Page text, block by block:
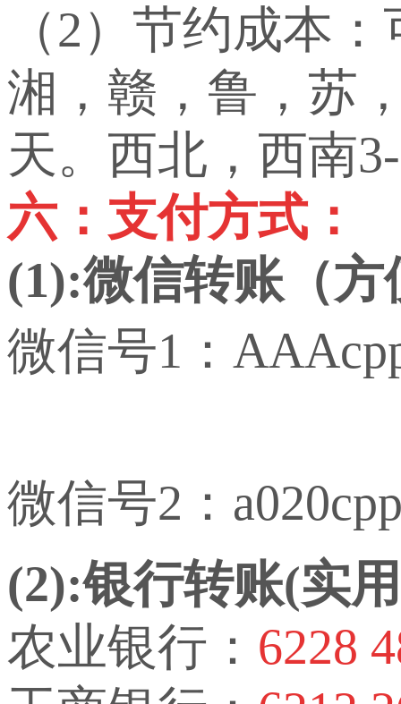
（2）节约成本
湘，赣，鲁，苏
天。西北，西南
六：支付方式：
(1):微信转账（方
微信号1：
微信号2：
(2):银行转账(实
农业银行： 6228